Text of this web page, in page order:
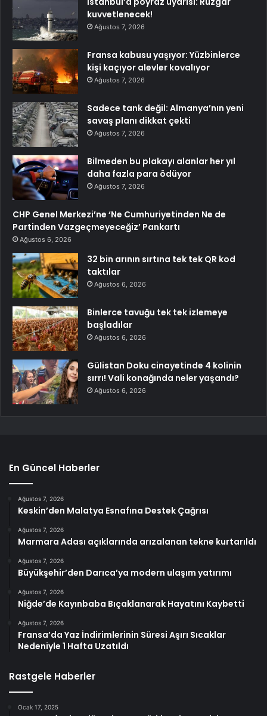
kuvvetlenecek!
Ağustos 7, 2026
Fransa kabusu yaşıyor: Yüzbinlerce
kişi kaçıyor alevler kovalıyor
Ağustos 7, 2026
Sadece tank değil: Almanya’nın yeni
savaş planı dikkat çekti
Ağustos 7, 2026
Bilmeden bu plakayı alanlar her yıl
daha fazla para ödüyor
Ağustos 7, 2026
CHP Genel Merkezi’ne ‘Ne Cumhuriyetinden Ne de
Partinden Vazgeçmeyeceğiz’ Pankartı
Ağustos 6, 2026
32 bin arının sırtına tek tek QR kod
taktılar
Ağustos 6, 2026
Binlerce tavuğu tek tek izlemeye
başladılar
Ağustos 6, 2026
Gülistan Doku cinayetinde 4 kolinin
sırrı! Vali konağında neler yaşandı?
Ağustos 6, 2026
En Güncel Haberler
Ağustos 7, 2026
Keskin’den Malatya Esnafına Destek Çağrısı
Ağustos 7, 2026
Marmara Adası açıklarında arızalanan tekne kurtarıldı
Ağustos 7, 2026
Büyükşehir’den Darıca’ya modern ulaşım yatırımı
Ağustos 7, 2026
Niğde’de Kayınbaba Bıçaklanarak Hayatını Kaybetti
Ağustos 7, 2026
Fransa’da Yaz İndirimlerinin Süresi Aşırı Sıcaklar
Nedeniyle 1 Hafta Uzatıldı
Rastgele Haberler
Ocak 17, 2025